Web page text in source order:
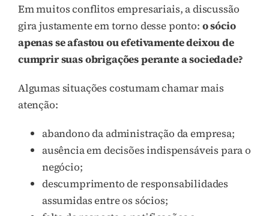
Em muitos conflitos empresariais, a discussão
gira justamente em torno desse ponto: o sócio
apenas se afastou ou efetivamente deixou de
cumprir suas obrigações perante a sociedade?
Algumas situações costumam chamar mais
atenção:
abandono da administração da empresa;
ausência em decisões indispensáveis para o
negócio;
descumprimento de responsabilidades
assumidas entre os sócios;